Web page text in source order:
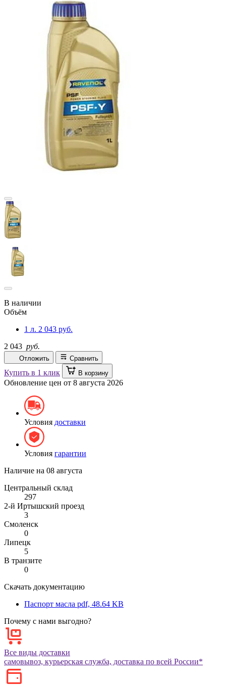
В наличии
Объём
1 л. 2 043 руб.
2 043 руб.
Отложить Сравнить
Купить в 1 клик В корзину
Обновление цен от 8 августа 2026
Условия доставки
Условия гарантии
Наличие на 08 августа
Центральный склад
297
2-й Иртышский проезд
3
Смоленск
0
Липецк
5
В транзите
0
Скачать документацию
Паспорт масла pdf, 48.64 KB
Почему с нами выгодно?
Все виды доставки
самовывоз, курьерская служба, доставка по всей России*